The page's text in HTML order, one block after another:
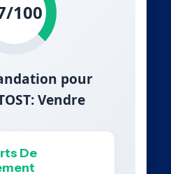
100
pour
Vendre
De